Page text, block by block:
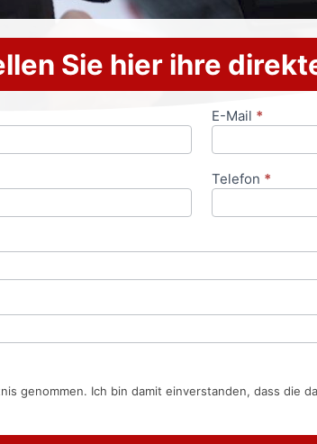
Sie hier ihre
E-Mail *
Telefon *
genommen. Ich bin damit einverstanden, dass die